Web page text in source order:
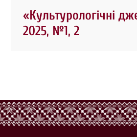
«Культурологічні
2025, №1, 2